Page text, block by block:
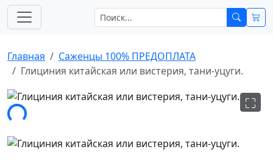
Главная
Саженцы 100% ПРЕДОПЛАТА
Глициния китайская или вистерия, тани-уцуги.